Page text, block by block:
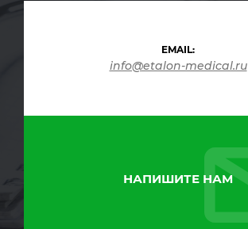
EMAIL:
info@etalon-medical.ru
НАПИШИТЕ НАМ